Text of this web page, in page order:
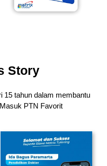
Story
15 tahun dalam membantu
PTN Favorit